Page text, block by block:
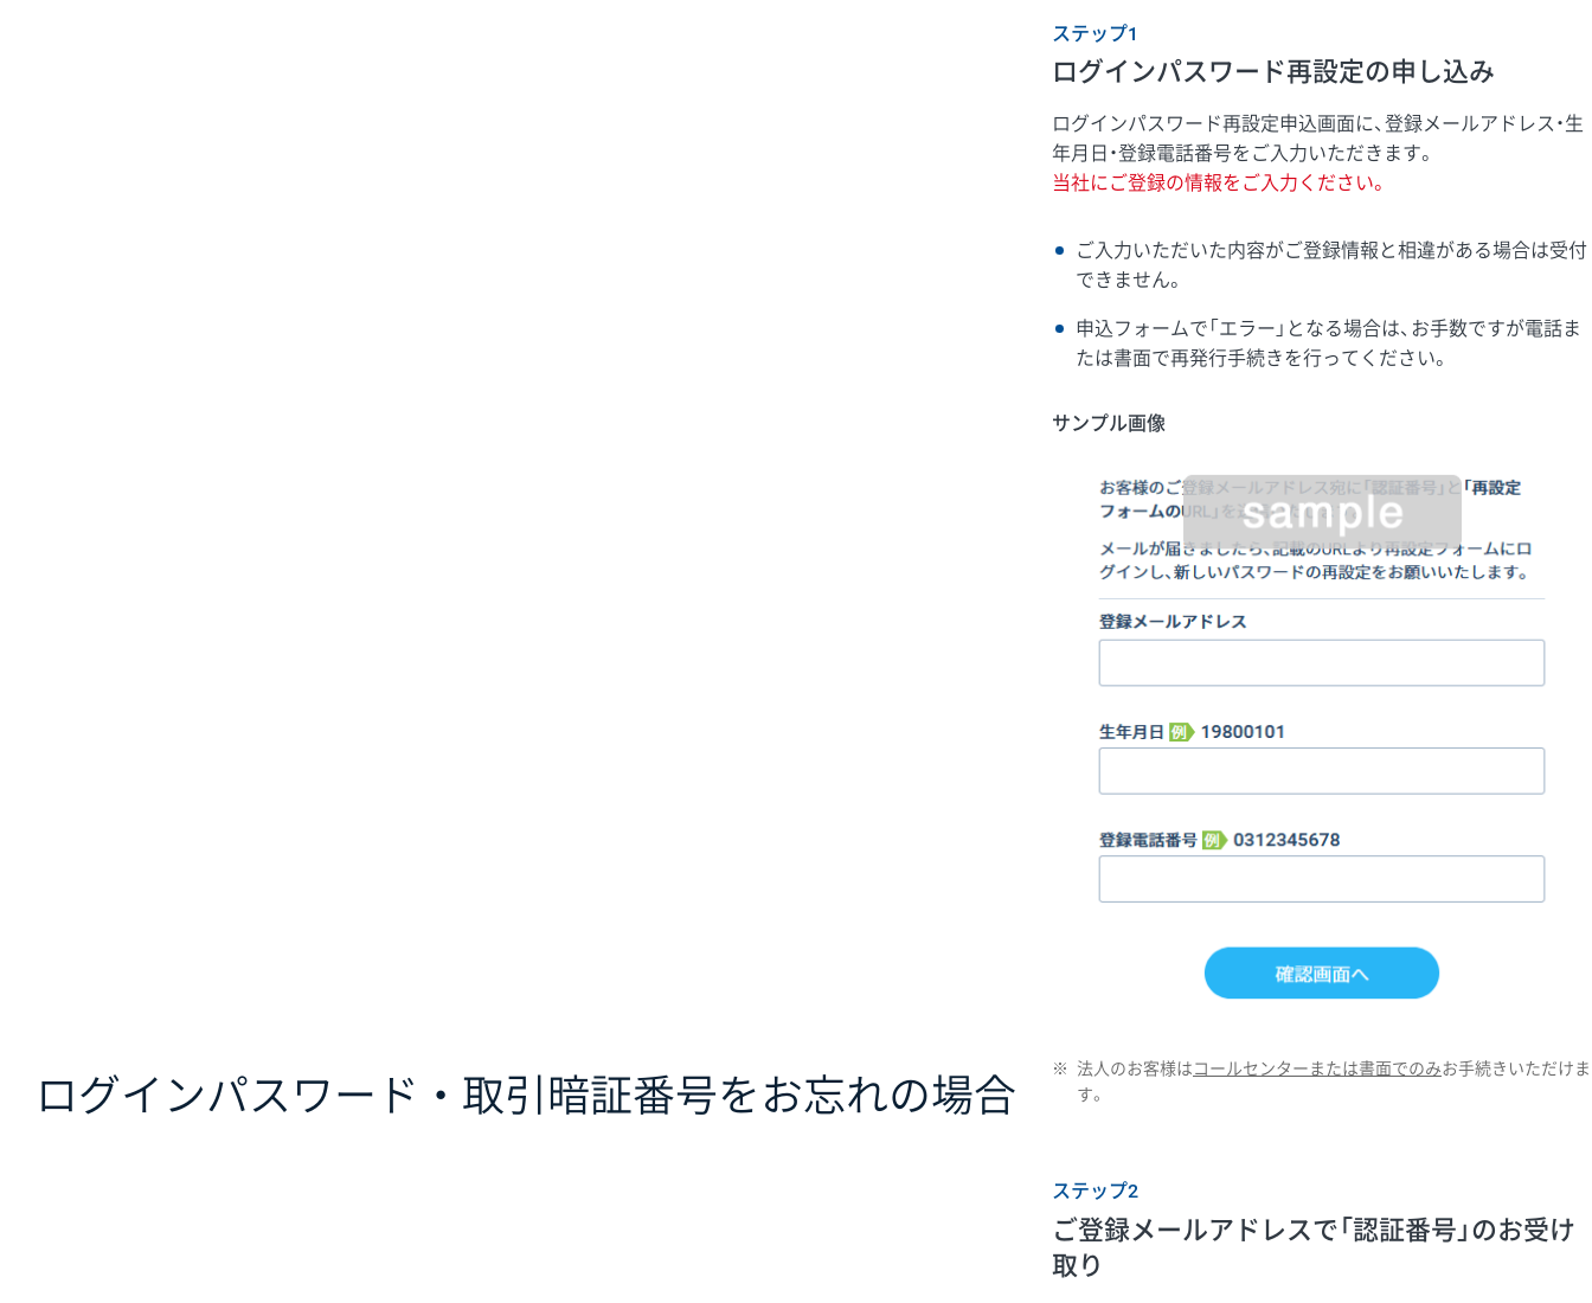
ログインパスワード ・ 取引暗証番号をお忘れの場合
ステップ1
ログインパスワード再設定の申し込み
ログインパスワード再設定申込画面に、登録メールアドレス・生
年月日・登録電話番号をご入力いただきます。
当社にご登録の情報をご入力ください。
ご入力いただいた内容がご登録情報と相違がある場合は受付
できません。
申込フォームで「エラー」となる場合は、お手数ですが電話ま
たは書面で再発行手続きを行ってください。
サンプル画像
※ 法人のお客様はコールセンターまたは書面でのみお手続きいただけま
す。
ステップ2
ご登録メールアドレスで「認証番号」のお受け
取り